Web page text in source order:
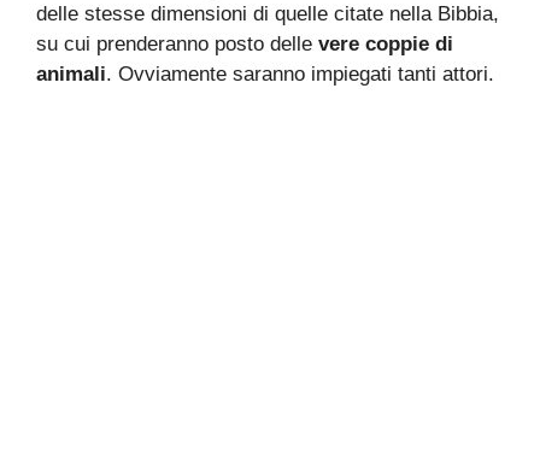
delle stesse dimensioni di quelle citate nella Bibbia,
su cui prenderanno posto delle vere coppie di
animali. Ovviamente saranno impiegati tanti attori.